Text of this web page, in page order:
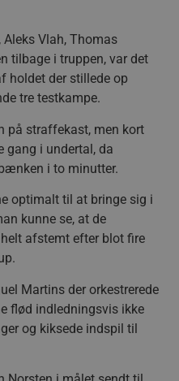
Aleks Vlah, Thomas
tilbage i truppen, var det
holdet der stillede op
tre testkampe.
på straffekast, men kort
i undertal, da
i to minutter.
optimalt til at bringe sig i
kunne se, at de
afstemt efter blot fire
Martins der orkestrerede
flød indledningsvis ikke
og kiksede indspil til